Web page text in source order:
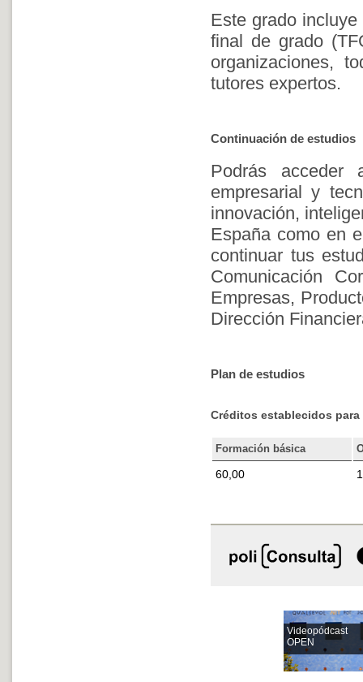
Este grado
final de grado
organizaciones,
tutores expertos.
Continuación de estudios
Podrás acceder
empresarial y
innovación,
España como en
continuar tus
Comunicación
Empresas,
Dirección
Plan de estudios
Créditos establecidos
Formación básica
60,00
Videopódcast
OPEN